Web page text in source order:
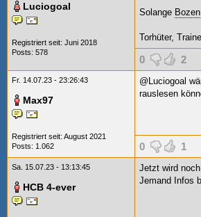
Luciogoal
Registriert seit: Juni 2018
Posts: 578
Solange Bozen
Torhüter,
0 2
Fr. 14.07.23 - 23:26:43
Max97
Registriert seit: August 2021
Posts: 1.062
@Luciogoal
rauslesen
0 1
Sa. 15.07.23 - 13:13:45
HCB 4-ever
Jetzt wird
Jemand Infos